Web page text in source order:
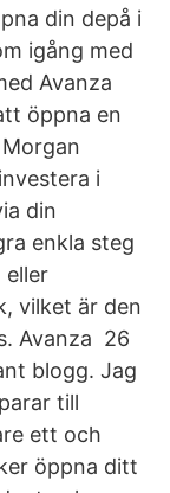
din depå i
igång med
Avanza
öppna en
i
din
enkla steg
eller
vilket är den
Avanza 26
blogg. Jag
till
ett och
öppna ditt